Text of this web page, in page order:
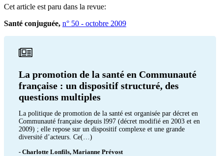
Cet article est paru dans la revue:
Santé conjuguée, n° 50 - octobre 2009
La promotion de la santé en Communauté
française : un dispositif structuré, des
questions multiples
La politique de promotion de la santé est organisée par décret en
Communauté française depuis l997 (décret modifié en 2003 et en
2009) ; elle repose sur un dispositif complexe et une grande
diversité d’acteurs. Ce(…)
- Charlotte Lonfils, Marianne Prévost